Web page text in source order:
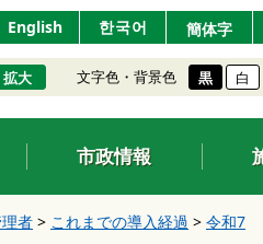
English 한국어 簡体字
拡大 文字色・背景色 黒 白
市政情報
者 > これまでの導入経過 > 令和7